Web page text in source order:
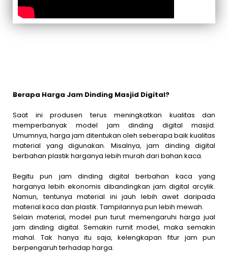
Berapa Harga Jam Dinding Masjid Digital?
Saat ini produsen terus meningkatkan kualitas dan
memperbanyak model jam dinding digital masjid.
Umumnya, harga jam ditentukan oleh seberapa baik kualitas
material yang digunakan. Misalnya, jam dinding digital
berbahan plastik harganya lebih murah dari bahan kaca.
Begitu pun jam dinding digital berbahan kaca yang
harganya lebih ekonomis dibandingkan jam digital arcylik.
Namun, tentunya material ini jauh lebih awet daripada
material kaca dan plastik. Tampilannya pun lebih mewah.
Selain material, model pun turut memengaruhi harga jual
jam dinding digital. Semakin rumit model, maka semakin
mahal. Tak hanya itu saja, kelengkapan fitur jam pun
berpengaruh terhadap harga.